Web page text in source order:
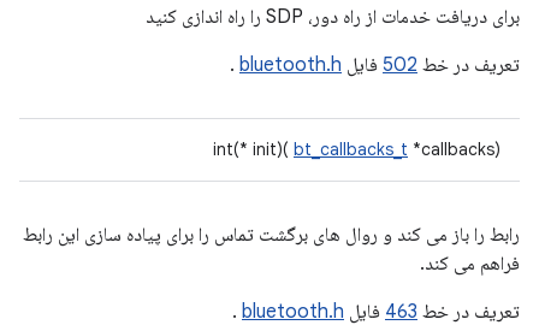
برای دریافت خدمات از راه دور، SDP را راه اندازی کنید
تعریف در خط 502 فایل bluetooth.h
.
int(* init)( bt_callbacks_t *callbacks)
رابط را باز می کند و روال های برگشت تماس را برای پیاده سازی این رابط
فراهم می کند.
تعریف در خط 463 فایل bluetooth.h
.